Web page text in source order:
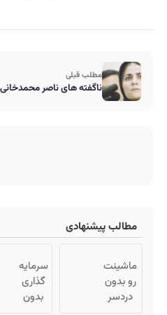
مطلب قبلی
ناگفته های ناصر محمدخانی بعد
مطالب پیشنهادی
ماشینت
رو بدون
دردسر
سرمایه
گذاری
بدون